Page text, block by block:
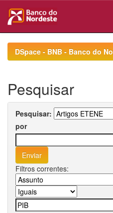
navigationDSpace - BNB - Banco do
Pesquisar
Pesquisar:
por
Filtros correntes: